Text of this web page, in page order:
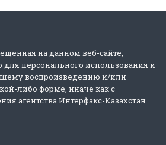
на данном веб-сайте,
для персонального использования и
воспроизведению и/или
либо форме, иначе как с
агентства Интерфакс-Казахстан.